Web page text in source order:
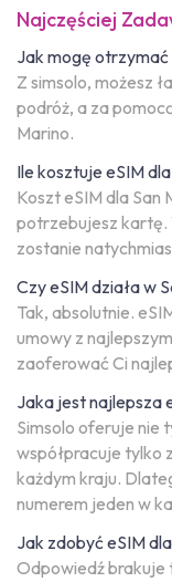
Najczęściej
Jak mogę otrzymać
Z simsolo, możesz
podróż, a za
Marino.
Ile kosztuje eSIM
Koszt eSIM dla San
potrzebujesz kartę.
zostanie
Czy eSIM działa w
Tak, absolutnie.
umowy z
zaoferować Ci
Jaka jest najlepsza
Simsolo oferuje nie
współpracuje tylko
każdym kraju.
numerem jeden w
Jak zdobyć eSIM
Odpowiedź brakuje